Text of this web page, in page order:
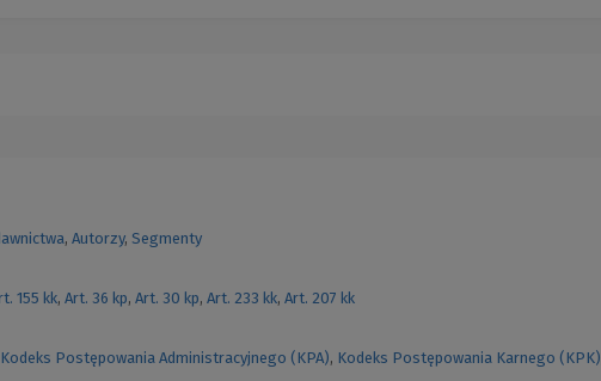
, Autorzy, Segmenty
155 kk, Art. 36 kp, Art. 30 kp, Art. 233 kk, Art. 207 kk
Kodeks Postępowania Administracyjnego (KPA), Kodeks Postępowania Karnego (KPK)